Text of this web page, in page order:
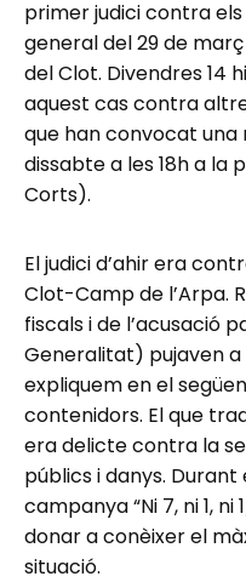
primer judici contra
general del 29 de
del Clot. Divendres 14
aquest cas contra
que han convocat
dissabte a les 18h a la
Corts).
El judici d’ahir era
Clot-Camp de l’Arpa.
fiscals i de l’acusació
Generalitat) pujaven
expliquem en el
contenidors. El que
era delicte contra la
públics i danys.
campanya “Ni 7, ni 1,
donar a conèixer el
situació.